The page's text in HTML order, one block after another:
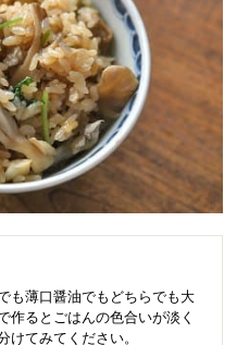
も薄口醤油でもどちらでも大
作るとごはんの色合いが淡く
けてみてください。